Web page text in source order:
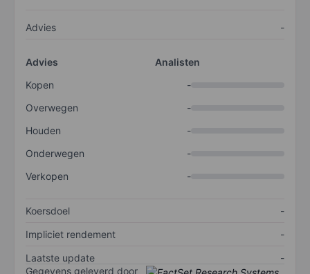
Advies -
Advies
Analisten
Kopen
-
Overwegen
-
Houden
-
Onderwegen
-
Verkopen
-
Koersdoel
-
Impliciet rendement
-
Laatste update
-
Gegevens geleverd door